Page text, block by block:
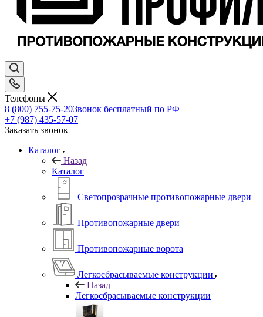
Телефоны
8 (800) 755-75-20Звонок бесплатный по РФ
+7 (987) 435-57-07
Заказать звонок
Каталог
Назад
Каталог
Светопрозрачные противопожарные двери
Противопожарные двери
Противопожарные ворота
Легкосбрасываемые конструкции
Назад
Легкосбрасываемые конструкции